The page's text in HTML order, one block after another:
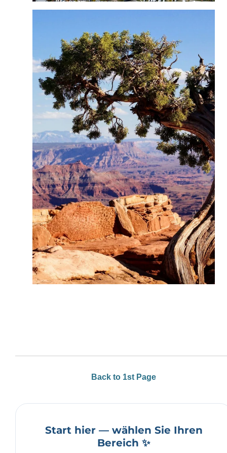
Back to 1st Page
Start hier — wählen Sie Ihren
Bereich ✨